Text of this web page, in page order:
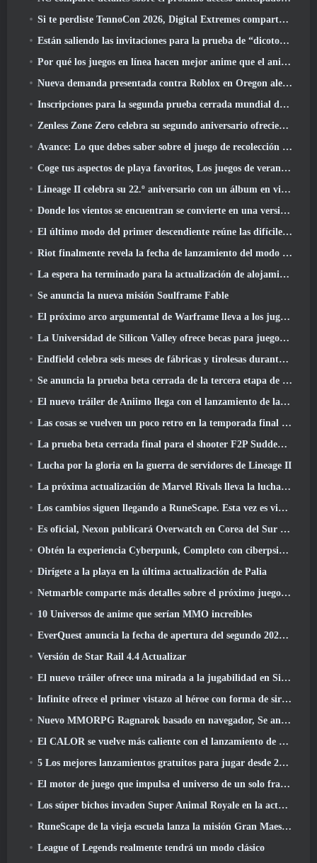
Si te perdiste TennoCon 2026, Digital Extremes comparte todos los paneles
Están saliendo las invitaciones para la prueba de “dicotomía” de Silver Palace
Por qué los juegos en línea hacen mejor anime que el anime hace juegos
Nueva demanda presentada contra Roblox en Oregon alegando un incidente de preparación infantil
Inscripciones para la segunda prueba cerrada mundial de Global MapleStory Classic
Zenless Zone Zero celebra su segundo aniversario ofreciendo a los jugadores la posibilidad de elegir un agente de rango S gratuito
Avance: Lo que debes saber sobre el juego de recolección de criaturas de HoYoverse, Honkai: Alma de enlace
Coge tus aspectos de playa favoritos, Los juegos de verano han regresado a Overwatch
Lineage II celebra su 22.º aniversario con un álbum en vinilo de edición coleccionista
Donde los vientos se encuentran se convierte en una versión “Eastern Steampunk” 2.0
El último modo del primer descendiente reúne las difíciles batallas de intercepción del vacío y las profundidades
Riot finalmente revela la fecha de lanzamiento del modo clásico de League Of Legends
La espera ha terminado para la actualización de alojamiento para grandes jugadores de RuneScape
Se anuncia la nueva misión Soulframe Fable
El próximo arco argumental de Warframe lleva a los jugadores a un mapa estelar completamente nuevo, El sistema Tau
La Universidad de Silicon Valley ofrece becas para juegos y algunos de los requisitos son interesantes
Endfield celebra seis meses de fábricas y tirolesas durante su próxima actualización
Se anuncia la prueba beta cerrada de la tercera etapa de las batallas de infantería de Of War Thunder
El nuevo tráiler de Aniimo llega con el lanzamiento de la última prueba beta cerrada
Las cosas se vuelven un poco retro en la temporada final 11 Actualizar
La prueba beta cerrada final para el shooter F2P Sudden Attack Zero Point de Nexon comenzó hoy
Lucha por la gloria en la guerra de servidores de Lineage II
La próxima actualización de Marvel Rivals lleva la lucha a los dioses
Los cambios siguen llegando a RuneScape. Esta vez es vivienda para jugadores
Es oficial, Nexon publicará Overwatch en Corea del Sur en el futuro
Obtén la experiencia Cyberpunk, Completo con ciberpsicosis, En el próximo evento cruzado de Apex Legends
Dirígete a la playa en la última actualización de Palia
Netmarble comparte más detalles sobre el próximo juego de nivelación en solitario, Nivelación en solitario: KARMA en la Anime Expo
10 Universos de anime que serían MMO increíbles
EverQuest anuncia la fecha de apertura del segundo 2026 Servidor de expansión con bloqueo de tiempo
Versión de Star Rail 4.4 Actualizar
El nuevo tráiler ofrece una mirada a la jugabilidad en Silver Palace
Infinite ofrece el primer vistazo al héroe con forma de sirena que llegará en SS13: Recuperación de la vista
Nuevo MMORPG Ragnarok basado en navegador, Se anuncia el universo Ragnarok
El CALOR se vuelve más caliente con el lanzamiento de un nuevo mapa del desierto
5 Los mejores lanzamientos gratuitos para jugar desde 2025, ¿Todavía vale la pena jugar? 2026?
El motor de juego que impulsa el universo de un solo fragmento de Eve Online ahora es de código abierto
Los súper bichos invaden Super Animal Royale en la actualización 'Super Natural'
RuneScape de la vieja escuela lanza la misión Gran Maestro 'The Blood Moon Rises', Poniendo fin a una línea de búsqueda de 20 años
League of Legends realmente tendrá un modo clásico